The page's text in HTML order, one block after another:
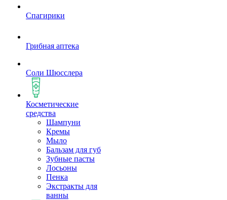
Спагирики
Грибная аптека
Соли Шюсслера
Косметические
средства
Шампуни
Кремы
Мыло
Бальзам для губ
Зубные пасты
Лосьоны
Пенка
Экстракты для
ванны